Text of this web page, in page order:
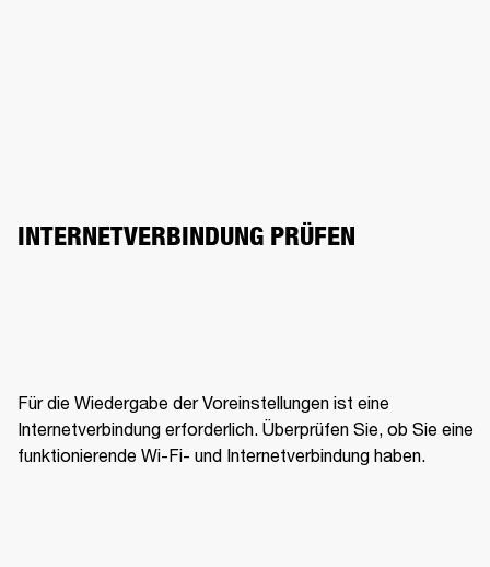
INTERNETVERBINDUNG PRÜFEN
Für die Wiedergabe der Voreinstellungen ist eine
Internetverbindung erforderlich. Überprüfen Sie, ob Sie eine
funktionierende Wi-Fi- und Internetverbindung haben.